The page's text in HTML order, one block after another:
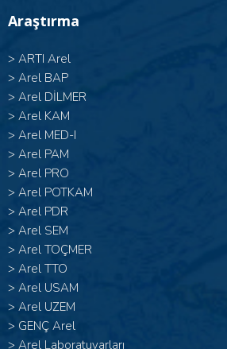
Araştırma
> ARTI Arel
> Arel BAP
> Arel DİLMER
> Arel KAM
> Arel MED-I
> Arel PAM
> Arel PRO
> Arel POTKAM
> Arel PDR
> Arel SEM
> Arel TOÇMER
> Arel TTO
> Arel USAM
> Arel UZEM
> GENÇ Arel
> Arel Laboratuvarları